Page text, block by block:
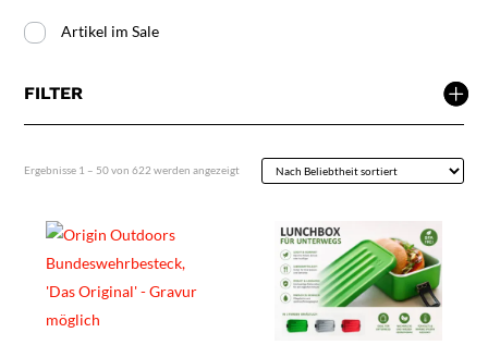
Artikel im Sale
FILTER
Ergebnisse 1 – 50 von 622 werden angezeigtNach